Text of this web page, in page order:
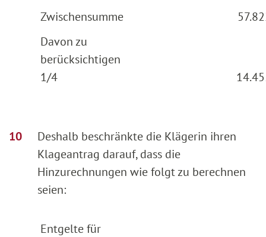
Zwischensumme
Davon zu
berücksichtigen
1/4
Deshalb beschränkte die Klägerin ihren
Klageantrag darauf, dass die
Hinzurechnungen wie folgt zu berechnen
seien:
Entgelte für